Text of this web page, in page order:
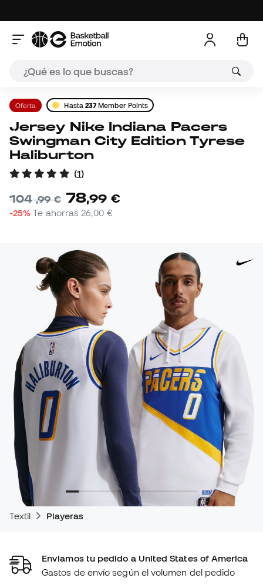
Oferta Hasta 237 Member Points
Jersey Nike Indiana Pacers
Swingman City Edition Tyrese
Haliburton
(1)
104,99 € 78,99 €
-25% Te ahorras 26,00 €
Textil Playeras
Enviamos tu pedido a United States of America
Gastos de envío según el volumen del pedido